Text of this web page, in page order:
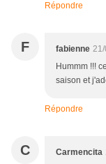
Répondre
F fabienne
Hummm !!!
saison et
Répondre
C Carmencita